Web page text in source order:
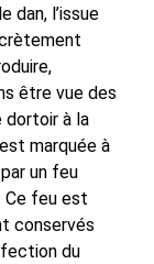
dan, l’issue
être vue des
dortoir à la
marquée à
un feu
Ce feu est
conservés
du